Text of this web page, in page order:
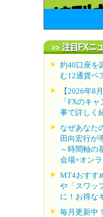
約40口座を
む12通貨ペ
【2026年8
「FXのキ
事で詳しく
なぜあなた
田向宏行が
～時間軸の
会場+オンラ
MT4おすす
や「スワッ
に！お得な
毎月更新中